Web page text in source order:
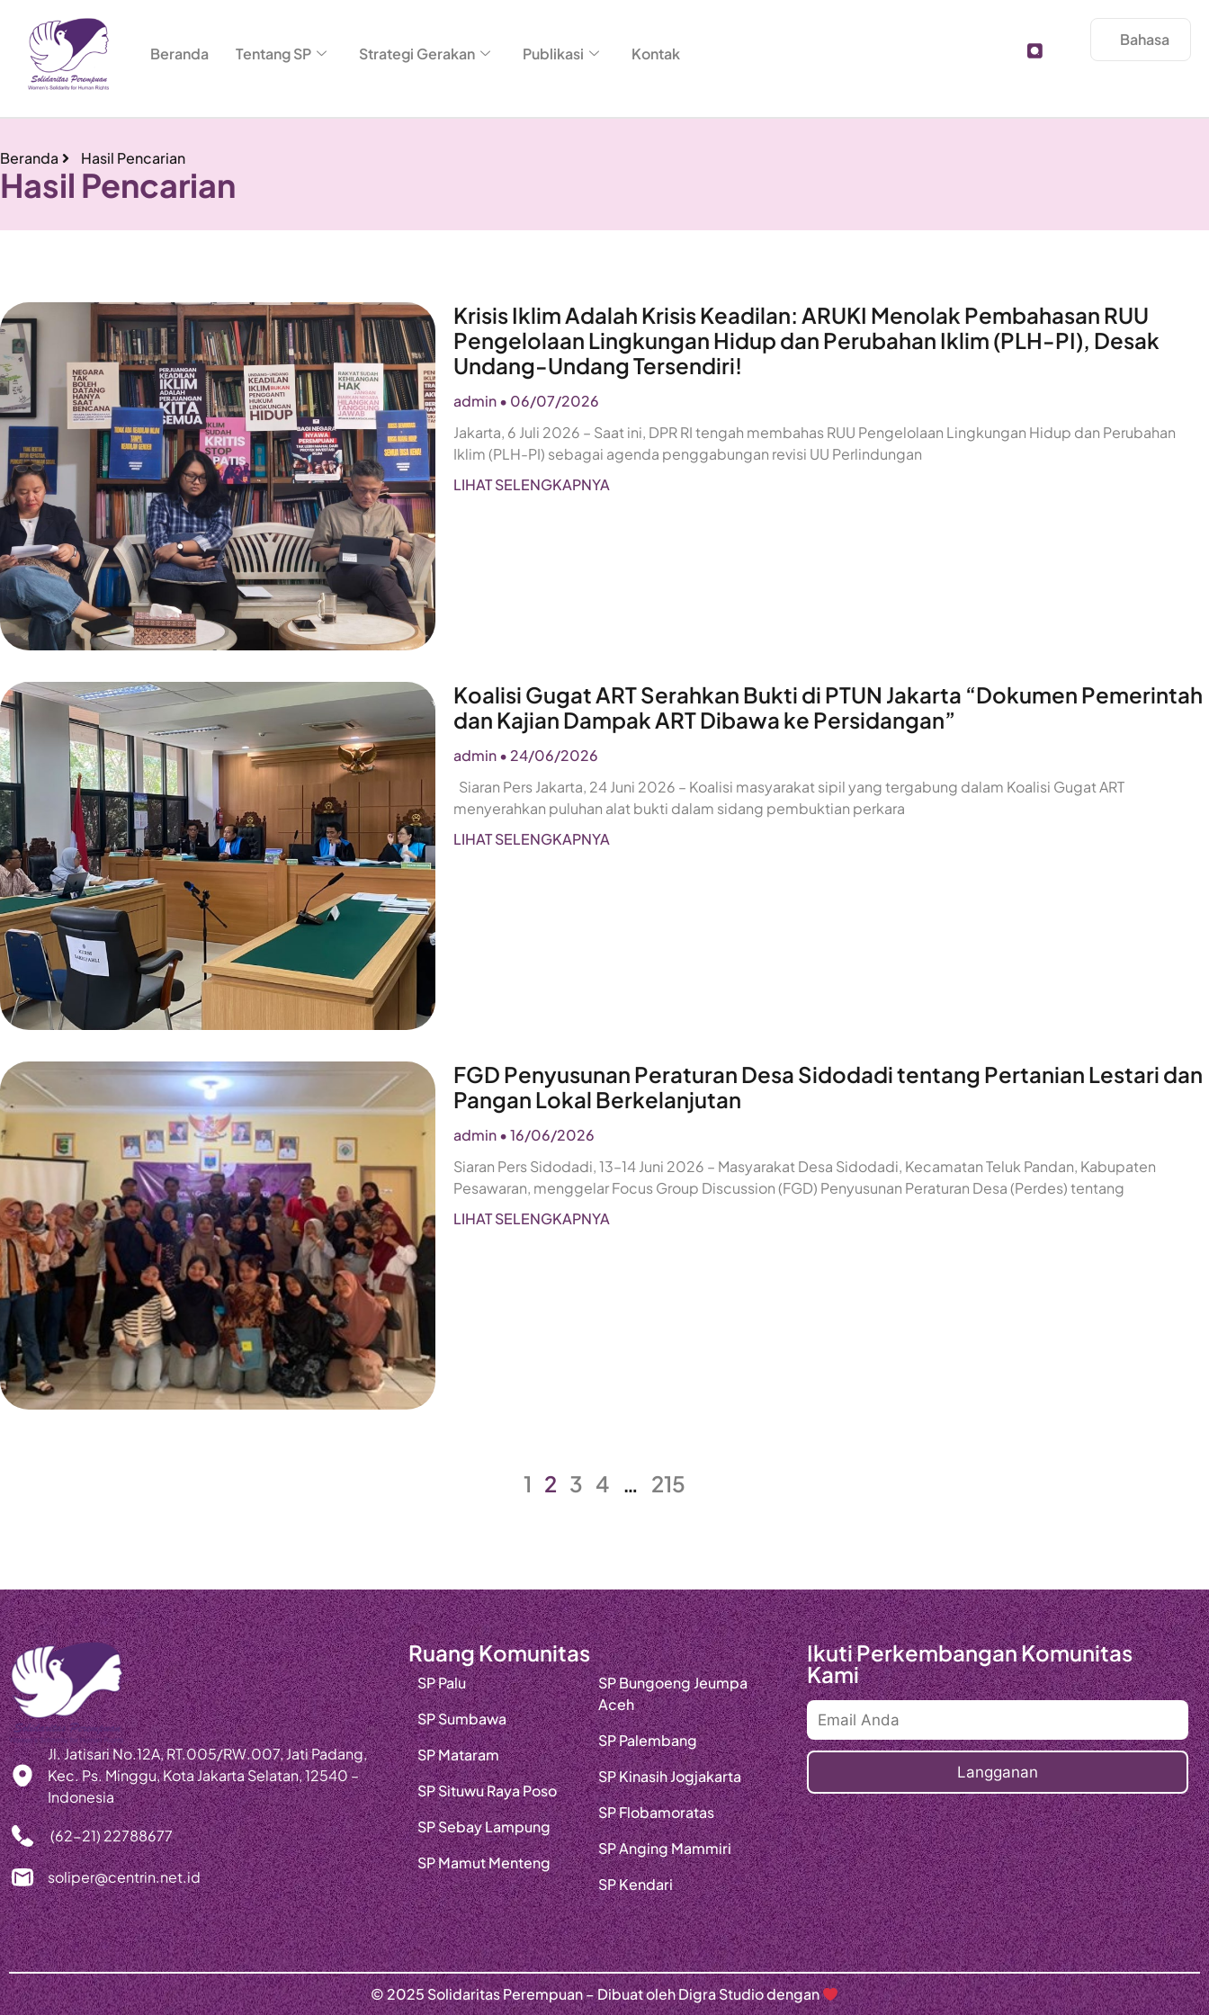
Beranda Tentang SP Strategi Gerakan Publikasi Kontak
Bahasa
Beranda Hasil Pencarian
Hasil Pencarian
Krisis Iklim Adalah Krisis Keadilan: ARUKI Menolak Pembahasan RUU
Pengelolaan Lingkungan Hidup dan Perubahan Iklim (PLH-PI), Desak
Undang-Undang Tersendiri!
admin
06/07/2026
Jakarta, 6 Juli 2026 – Saat ini, DPR RI tengah membahas RUU Pengelolaan Lingkungan Hidup dan Perubahan
Iklim (PLH-PI) sebagai agenda penggabungan revisi UU Perlindungan
LIHAT SELENGKAPNYA
Koalisi Gugat ART Serahkan Bukti di PTUN Jakarta “Dokumen Pemerintah
dan Kajian Dampak ART Dibawa ke Persidangan”
admin
24/06/2026
Siaran Pers Jakarta, 24 Juni 2026 – Koalisi masyarakat sipil yang tergabung dalam Koalisi Gugat ART
menyerahkan puluhan alat bukti dalam sidang pembuktian perkara
LIHAT SELENGKAPNYA
FGD Penyusunan Peraturan Desa Sidodadi tentang Pertanian Lestari dan
Pangan Lokal Berkelanjutan
admin
16/06/2026
Siaran Pers Sidodadi, 13–14 Juni 2026 – Masyarakat Desa Sidodadi, Kecamatan Teluk Pandan, Kabupaten
Pesawaran, menggelar Focus Group Discussion (FGD) Penyusunan Peraturan Desa (Perdes) tentang
LIHAT SELENGKAPNYA
1 2 3 4 … 215
Jl. Jatisari No.12A, RT.005/RW.007, Jati Padang,
Kec. Ps. Minggu, Kota Jakarta Selatan, 12540 –
Indonesia
(62-21) 22788677
soliper@centrin.net.id
Ruang Komunitas
SP Palu
SP Sumbawa
SP Mataram
SP Situwu Raya Poso
SP Sebay Lampung
SP Mamut Menteng
SP Bungoeng Jeumpa
Aceh
SP Palembang
SP Kinasih Jogjakarta
SP Flobamoratas
SP Anging Mammiri
SP Kendari
Ikuti Perkembangan Komunitas
Kami
© 2025 Solidaritas Perempuan – Dibuat oleh Digra Studio dengan